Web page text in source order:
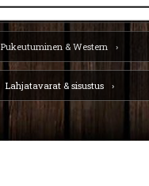
Mopoauton osat
Pukeutuminen & Western
Lahjatavarat & sisustus